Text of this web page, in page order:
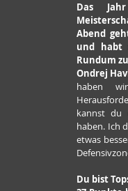
Das
Abend
und habt
Rundum
Ondrej
haben
kannst du
haben. Ich
etwas
Du bist